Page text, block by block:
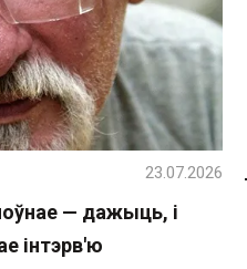
— дажыць, і
інтэрв'ю
23.07.2026